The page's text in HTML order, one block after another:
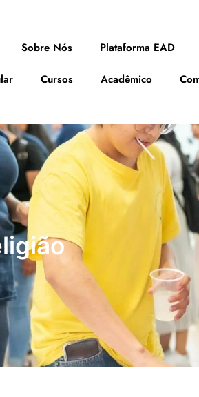
Sobre Nós Plataforma EAD
Cursos Acadêmico